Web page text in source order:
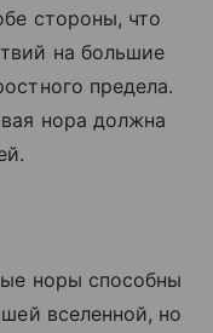
стороны, что
на большие
предела.
нора должна
норы способны
вселенной, но